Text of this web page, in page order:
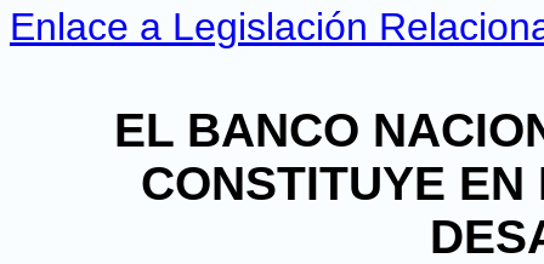
Enlace a Legislación
EL BANCO
CONSTITUYE